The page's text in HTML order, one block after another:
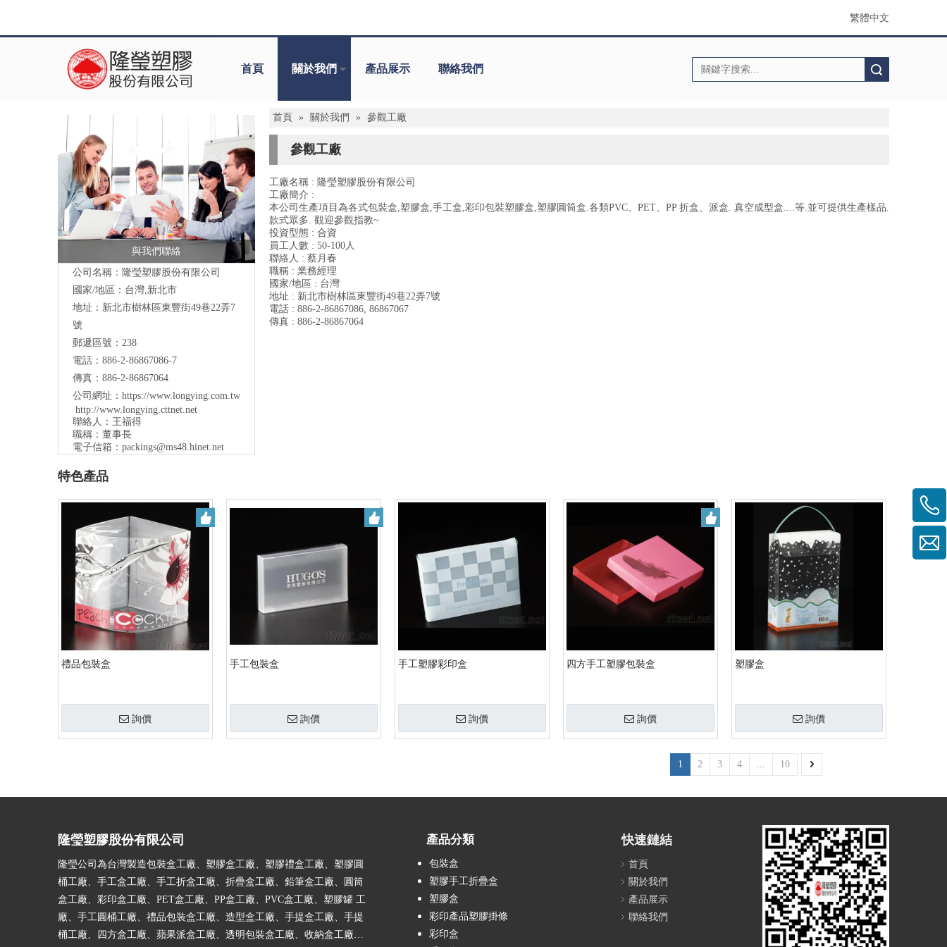
繁體中文
首頁 關於我們 產品展示 聯絡我們
與我們聯絡
公司名稱：隆瑩塑膠股份有限公司
國家/地區：台灣,新北市
地址：新北市樹林區東豐街49巷22弄7
號
郵遞區號：238
電話：886-2-86867086-7
傳真：886-2-86867064
公司網址： https://www.longying.com.tw
http://www.longying.cttnet.net
聯絡人：王福得
職稱： 董事長
電子信箱： packings@ms48.hinet.net
首頁 » 關於我們 » 參觀工廠
參觀工廠
工廠名稱 : 隆瑩塑膠股份有限公司
工廠簡介 :
本公司生產項目為各式包裝盒,塑膠盒,手工盒,彩印包裝塑膠盒,塑膠圓筒盒.各類PVC、PET、PP 折盒、派盒. 真空成型盒....等.並可提供生產樣品.
款式眾多. 觀迎參觀指教~
投資型態 : 合資
員工人數 : 50-100人
聯絡人 : 蔡月春
職稱 : 業務經理
國家/地區 : 台灣
地址 : 新北市樹林區東豐街49巷22弄7號
電話 : 886-2-86867086, 86867067
傳真 : 886-2-86867064
特色產品
禮品包裝盒
詢價
手工包裝盒
詢價
手工塑膠彩印盒
詢價
四方手工塑膠包裝盒
詢價
塑膠盒
詢價
1 2 3 4 ... 10
隆瑩塑膠股份有限公司
隆瑩公司為台灣製造包裝盒工廠、塑膠盒工廠、塑膠禮盒工廠、塑膠圓
桶工廠、手工盒工廠、手工折盒工廠、折疊盒工廠、鉛筆盒工廠、圓筒
盒工廠、彩印盒工廠、PET盒工廠、PP盒工廠、PVC盒工廠、塑膠罐 工
廠、手工圓桶工廠、禮品包裝盒工廠、造型盒工廠、手提盒工廠、手提
桶工廠、四方盒工廠、蘋果派盒工廠、透明包裝盒工廠、收納盒工廠…
產品分類
包裝盒
塑膠手工折疊盒
塑膠盒
彩印產品塑膠掛條
彩印盒
快速鏈結
首頁
關於我們
產品展示
聯絡我們